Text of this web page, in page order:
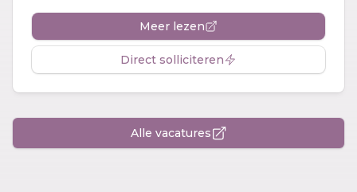
Meer lezen
Direct solliciteren
Alle vacatures